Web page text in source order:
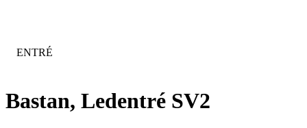
Bastan, Ledentré SV2
KATEGORI
ENTRÉ